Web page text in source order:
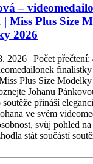
–
Miss Plus Size
2026
2026 | Počet přečtení:
finalistky
Plus Size
Johanu
přináší
ve svém
svůj pohled na
stát součástí